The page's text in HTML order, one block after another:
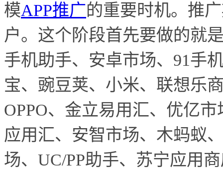
模APP推广的重要时机。推
户。这个阶段首先要做的就
手机助手、安卓市场、91手
宝、豌豆荚、小米、联想乐
OPPO、金立易用汇、优亿
应用汇、安智市场、木蚂蚁
场、UC/PP助手、苏宁应用